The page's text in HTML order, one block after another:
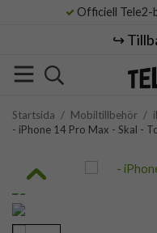
Officiell
↪️
Startsida / Mobiltillbehör /
- iPhone 14 Pro Max - Skal -